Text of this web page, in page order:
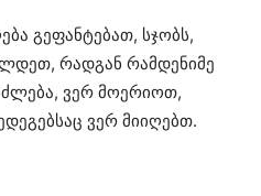
გეფანტებათ, სჯობს,
რადგან რამდენიმე
ვერ მოერიოთ,
ვერ მიიღებთ.